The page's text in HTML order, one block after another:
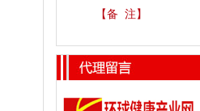
【备 注】